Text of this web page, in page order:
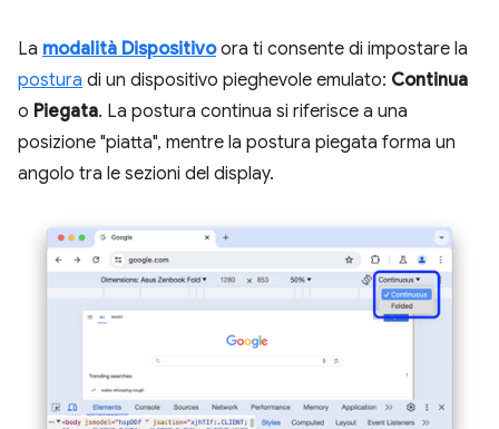
La modalità Dispositivoora ti consente di impostare la
postura di un dispositivo pieghevole emulato: Continua
o Piegata. La postura continua si riferisce a una
posizione "piatta", mentre la postura piegata forma un
angolo tra le sezioni del display.